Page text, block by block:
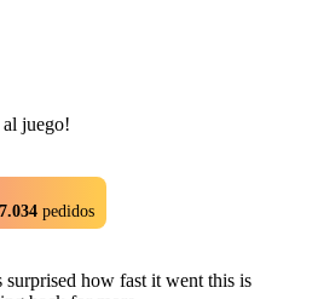
al juego!
pedidos
surprised how fast it went this is